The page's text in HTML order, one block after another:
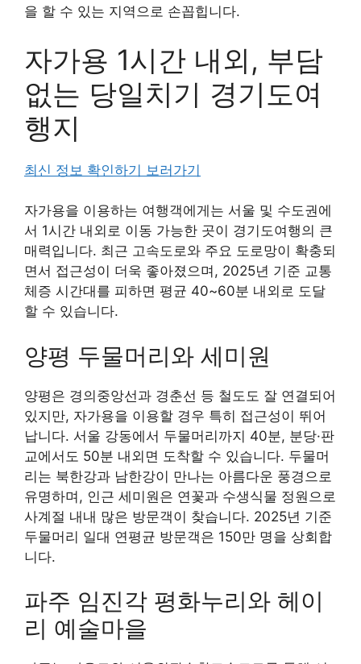
을 할 수 있는 지역으로 손꼽힙니다.
자가용 1시간 내외, 부담
없는 당일치기 경기도여
행지
최신 정보 확인하기 보러가기
자가용을 이용하는 여행객에게는 서울 및 수도권에
서 1시간 내외로 이동 가능한 곳이 경기도여행의 큰
매력입니다. 최근 고속도로와 주요 도로망이 확충되
면서 접근성이 더욱 좋아졌으며, 2025년 기준 교통
체증 시간대를 피하면 평균 40~60분 내외로 도달
할 수 있습니다.
양평 두물머리와 세미원
양평은 경의중앙선과 경춘선 등 철도도 잘 연결되어
있지만, 자가용을 이용할 경우 특히 접근성이 뛰어
납니다. 서울 강동에서 두물머리까지 40분, 분당·판
교에서도 50분 내외면 도착할 수 있습니다. 두물머
리는 북한강과 남한강이 만나는 아름다운 풍경으로
유명하며, 인근 세미원은 연꽃과 수생식물 정원으로
사계절 내내 많은 방문객이 찾습니다. 2025년 기준
두물머리 일대 연평균 방문객은 150만 명을 상회합
니다.
파주 임진각 평화누리와 헤이
리 예술마을